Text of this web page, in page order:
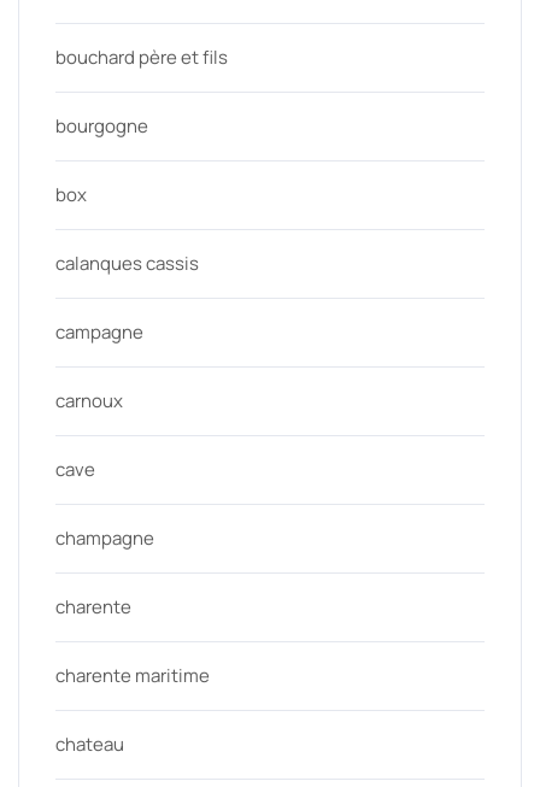
bouchard père et fils
bourgogne
box
calanques cassis
campagne
carnoux
cave
champagne
charente
charente maritime
chateau